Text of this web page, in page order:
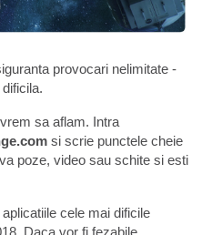
provocari nelimitate -
sa aflam. Intra
si scrie punctele cheie
poze, video sau schite si esti
cele mai dificile